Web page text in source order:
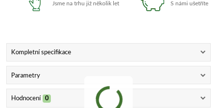
Jsme na trhu již několik let
S námi ušetříte
Kompletní specifikace
Parametry
Hodnocení 0